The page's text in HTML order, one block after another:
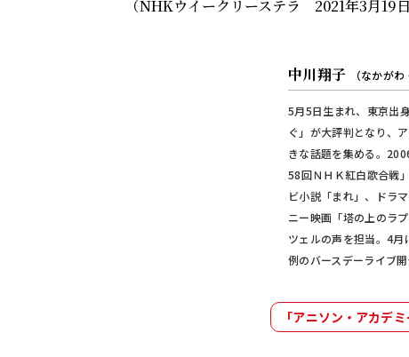
（NHKウイークリーステラ 2021年3月19日
中川翔子 （なかがわ
5月5日生まれ、東京出
ぐ」が大評判となり、
きな話題を集める。
58回ＮＨＫ紅白歌合戦
ビ小説「まれ」、ドラ
ニー映画「塔の上のラ
ツェルの声を担当。4
例のバースデーライブ開
「アニソン・アカデ